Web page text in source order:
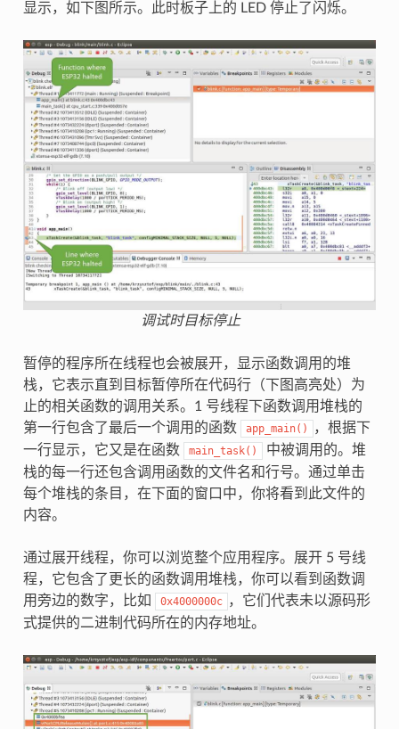
显示，如下图所示。此时板子上的 LED 停止了闪烁。
调试时目标停止
暂停的程序所在线程也会被展开，显示函数调用的堆
栈，它表示直到目标暂停所在代码行（下图高亮处）为
止的相关函数的调用关系。1 号线程下函数调用堆栈的
第一行包含了最后一个调用的函数
app_main()
，根据下
一行显示，它又是在函数
main_task()
中被调用的。堆
栈的每一行还包含调用函数的文件名和行号。通过单击
每个堆栈的条目，在下面的窗口中，你将看到此文件的
内容。
通过展开线程，你可以浏览整个应用程序。展开 5 号线
程，它包含了更长的函数调用堆栈，你可以看到函数调
用旁边的数字，比如
0x4000000c ，它们代表未以源码形
式提供的二进制代码所在的内存地址。